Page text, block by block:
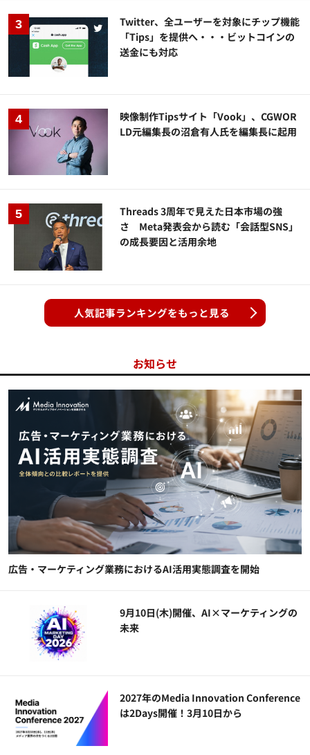
Twitter、全ユーザーを対象にチップ機能
「Tips」を提供へ・・・ビットコインの
送金にも対応
映像制作Tipsサイト「Vook」、CGWOR
LD元編集長の沼倉有人氏を編集長に起用
Threads 3周年で見えた日本市場の強
さ Meta発表会から読む「会話型SNS」
の成長要因と活用余地
人気記事ランキングをもっと見る
お知らせ
広告・マーケティング業務におけるAI活用実態調査を開始
9月10日(木)開催、AI×マーケティングの
未来
2027年のMedia Innovation Conference
は2Days開催！3月10日から